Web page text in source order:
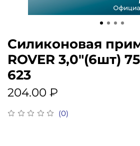
(0)
Силиконовая
ROVER 3,0"(6шт)
623
204.00 ₽